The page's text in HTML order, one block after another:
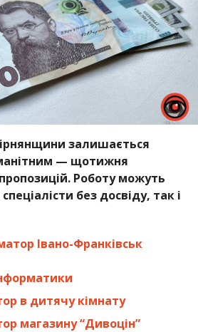
залишається
— щотижня
Роботу можуть
без досвіду, так і
Івано-Франківськ
в дитячу кімнату
магазину “Дивоцін”